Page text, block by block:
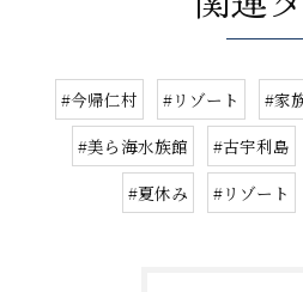
#今帰仁村 #リゾート #家
#美ら海水族館
#古宇利島
#夏休み
#リゾート